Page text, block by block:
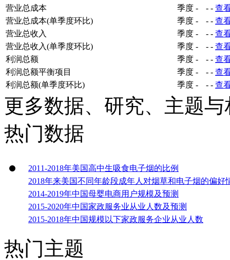
营业总成本
季度 - - - 查
营业总成本(单季度环比)
季度 - - - 查
营业总收入
季度 - - - 查
营业总收入(单季度环比)
季度 - - - 查
利润总额
季度 - - - 查
利润总额平衡项目
季度 - - - 查
利润总额(单季度环比)
季度 - - - 查
更多数据、研究、主题
热门数据
2011-2018年美国高中生吸食电子烟的比例
2018年来美国不同年龄段成年人对烟草和电子烟的偏好
2014-2019年中国母婴电商用户规模及预测
2015-2020年中国家政服务业从业人数及预测
2015-2018年中国规模以下家政服务企业从业人数
热门主题